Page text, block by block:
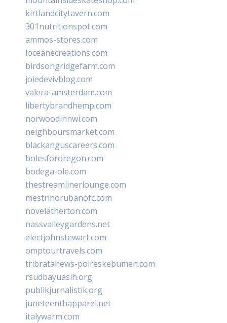
kirtlandcitytavern.com
301nutritionspot.com
ammos-stores.com
loceanecreations.com
birdsongridgefarm.com
joiedevivblog.com
valera-amsterdam.com
libertybrandhemp.com
norwoodinnwi.com
neighboursmarket.com
blackanguscareers.com
bolesfororegon.com
bodega-ole.com
thestreamlinerlounge.com
mestrinorubanofc.com
novelatherton.com
nassvalleygardens.net
electjohnstewart.com
omptourtravels.com
tribratanews-polreskebumen.com
rsudbayuasih.org
publikjurnalistik.org
juneteenthapparel.net
italywarm.com